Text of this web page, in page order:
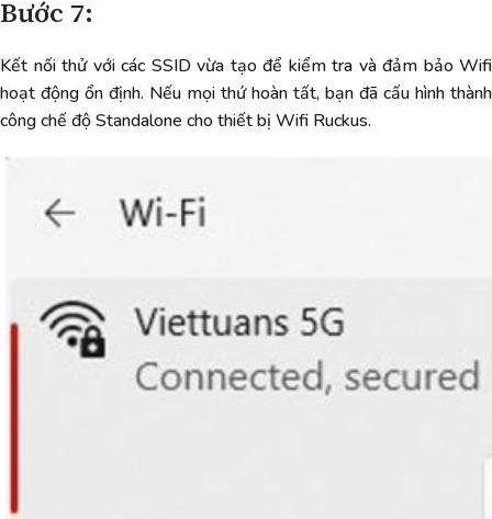
Bước 7:
Kết nối thử với các SSID vừa tạo để kiểm tra và đảm bảo Wifi
hoạt động ổn định. Nếu mọi thứ hoàn tất, bạn đã cấu hình thành
công chế độ Standalone cho thiết bị Wifi Ruckus.